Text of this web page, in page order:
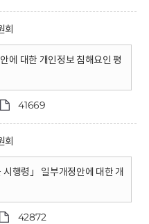
회
에 대한 개인정보 침해요인 평
41669
회
시행령」 일부개정안에 대한 개
42872